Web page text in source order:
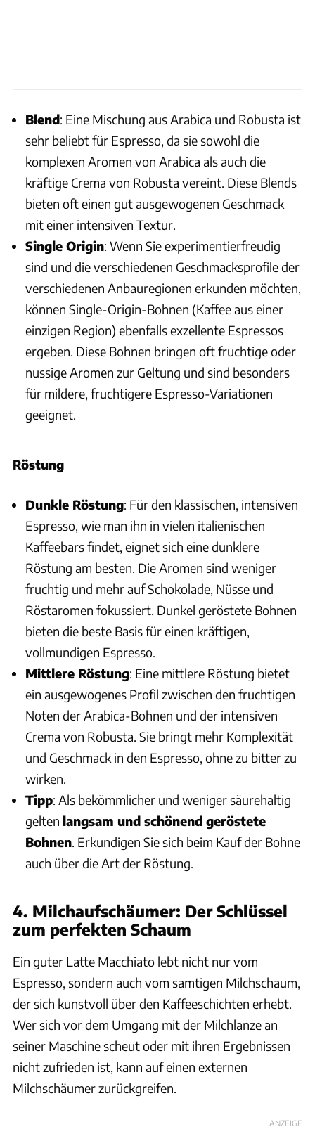
Blend: Eine Mischung aus Arabica und Robusta ist
sehr beliebt für Espresso, da sie sowohl die
komplexen Aromen von Arabica als auch die
kräftige Crema von Robusta vereint. Diese Blends
bieten oft einen gut ausgewogenen Geschmack
mit einer intensiven Textur.
Single Origin: Wenn Sie experimentierfreudig
sind und die verschiedenen Geschmacksprofile der
verschiedenen Anbauregionen erkunden möchten,
können Single-Origin-Bohnen (Kaffee aus einer
einzigen Region) ebenfalls exzellente Espressos
ergeben. Diese Bohnen bringen oft fruchtige oder
nussige Aromen zur Geltung und sind besonders
für mildere, fruchtigere Espresso-Variationen
geeignet.
Röstung
Dunkle Röstung: Für den klassischen, intensiven
Espresso, wie man ihn in vielen italienischen
Kaffeebars findet, eignet sich eine dunklere
Röstung am besten. Die Aromen sind weniger
fruchtig und mehr auf Schokolade, Nüsse und
Röstaromen fokussiert. Dunkel geröstete Bohnen
bieten die beste Basis für einen kräftigen,
vollmundigen Espresso.
Mittlere Röstung: Eine mittlere Röstung bietet
ein ausgewogenes Profil zwischen den fruchtigen
Noten der Arabica-Bohnen und der intensiven
Crema von Robusta. Sie bringt mehr Komplexität
und Geschmack in den Espresso, ohne zu bitter zu
wirken.
Tipp: Als bekömmlicher und weniger säurehaltig
gelten langsam und schönend geröstete
Bohnen. Erkundigen Sie sich beim Kauf der Bohne
auch über die Art der Röstung.
4. Milchaufschäumer: Der Schlüssel
zum perfekten Schaum
Ein guter Latte Macchiato lebt nicht nur vom
Espresso, sondern auch vom samtigen Milchschaum,
der sich kunstvoll über den Kaffeeschichten erhebt.
Wer sich vor dem Umgang mit der Milchlanze an
seiner Maschine scheut oder mit ihren Ergebnissen
nicht zufrieden ist, kann auf einen externen
Milchschäumer zurückgreifen.
ANZEIGE